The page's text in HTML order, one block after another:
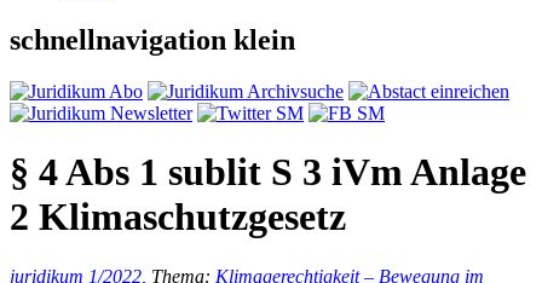
schnellnavigation klein
§ 4 Abs 1 sublit S 3 iVm Anlage
2 Klimaschutzgesetz
juridikum 1/2022 , Thema: Klimagerechtigkeit – Bewegung im